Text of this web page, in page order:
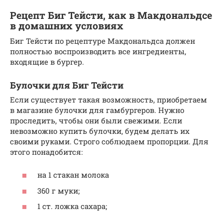
Рецепт Биг Тейсти, как в Макдональдсе
в домашних условиях
Биг Тейсти по рецептуре Макдональдса должен
полностью воспроизводить все ингредиенты,
входящие в бургер.
Булочки для Биг Тейсти
Если существует такая возможность, приобретаем
в магазине булочки для гамбургеров. Нужно
проследить, чтобы они были свежими. Если
невозможно купить булочки, будем делать их
своими руками. Строго соблюдаем пропорции. Для
этого понадобится:
на 1 стакан молока
360 г муки;
1 ст. ложка сахара;